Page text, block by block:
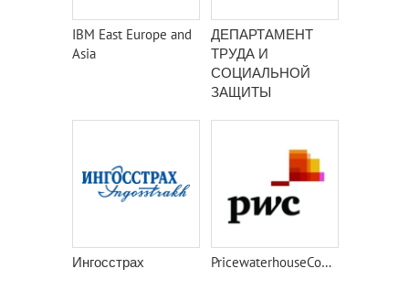
IBM East Europe and
Asia
ДЕПАРТАМЕНТ
ТРУДА И
СОЦИАЛЬНОЙ
ЗАЩИТЫ
Ингосстрах PricewaterhouseCoopers